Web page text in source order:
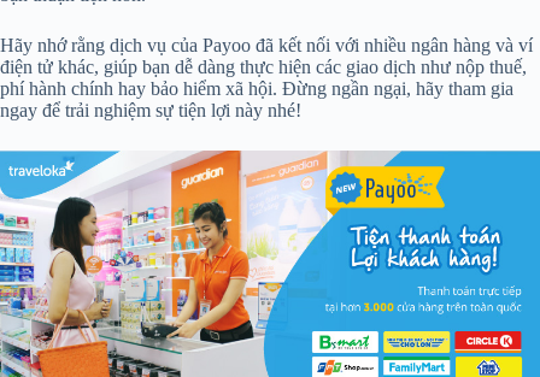
Hãy nhớ rằng dịch vụ của Payoo đã kết nối với nhiều ngân hàng và ví
điện tử khác, giúp bạn dễ dàng thực hiện các giao dịch như nộp thuế,
phí hành chính hay bảo hiểm xã hội. Đừng ngần ngại, hãy tham gia
ngay để trải nghiệm sự tiện lợi này nhé!